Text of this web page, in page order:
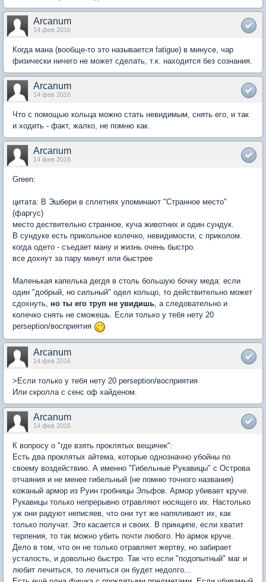
Arcanum
14 фев 2016
Когда мана (вообще-то это называется fatigue) в минусе, чар
физически ничего не может сделать, т.к. находится без сознания.
Arcanum
14 фев 2016
Что с помощью кольца можно стать невидимым, снять его, и так
и ходить - факт, жалко, не помню как.
Arcanum
14 фев 2016
Green:
цитата: В Эшбери в сплетнях упоминают "Странное место"
(фаргус)
место дествительно странное, куча животних и один сундук.
В сундуке есть прикольное колечко, невидимости, с приколом.
когда одето - съедает ману и жизнь очень быстро.
все дохнут за пару минут или быстрее
Маленькая капелька дегдя в столь большую бочку меда: если
один "добрый, но сильный" одел кольцо, то действительно может
сдохнуть, но ты его труп не увидишь, а следовательно и
колечко снять не сможешь. Если только у тебя нету 20
perseption/восприятия
Arcanum
14 фев 2016
>Если только у тебя нету 20 perseption/восприятия
Или скролла с сенс оф хайденом.
Arcanum
14 фев 2016
К вопросу о "где взять проклятых вещичек":
Есть два проклятых айтема, которые однозначно убойны по
своему воздействию. А именно "Гибельные Рукавицы" с Острова
отчаяния и не менее гибельный (не помню точного названия)
кожаный армор из Руин гробницы Эльфов. Армор убивает круче.
Рукавицы только непрерывно отравляют носящего их. Настолько
уж они радуют неписяев, что они тут же напяливают их, как
только получат. Это касается и своих. В принципе, если хватит
терпения, то так можно убить почти любого. Но армок круче.
Дело в том, что он не только отравляет жертву, но забирает
усталость, и довольно быстро. Так что если "подопытный" маг и
любит лечиться, то лечиться он будет недолго...